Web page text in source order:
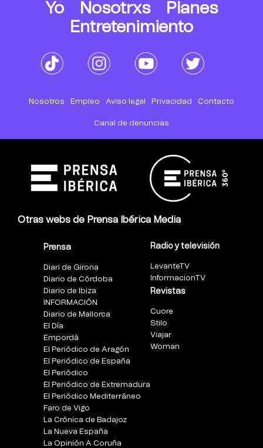
Yo Nosotrxs
Planes
Entretenimiento
Nosotros Empleo Aviso legal Privacidad Contacto
Canal de denuncias
Otras webs de Prensa Ibérica Media
Prensa
Diari de Girona
Diario de Córdoba
Diario de Ibiza
INFORMACIÓN
Diario de Mallorca
El Día
Empordà
El Periódico de Aragón
El Periódico de España
El Periódico
El Periódico de Extremadura
El Periódico Mediterráneo
Faro de Vigo
La Crónica de Badajoz
La Nueva España
La Opinión A Coruña
Radio y televisión
LevanteTV
InformacionTV
Revistas
Cuore
Stilo
Viajar
Woman